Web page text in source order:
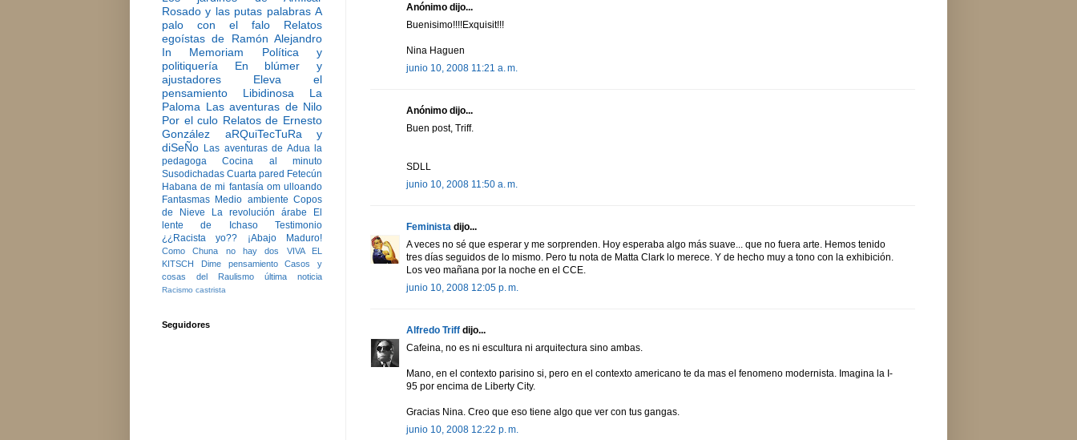
Anónimo dijo...
Buenisimo!!!!Exquisit!!!
Nina Haguen
junio 10, 2008 11:21 a. m.
Anónimo dijo...
Buen post, Triff.
SDLL
junio 10, 2008 11:50 a. m.
Feminista dijo...
A veces no sé que esperar y me sorprenden. Hoy esperaba algo más suave... que no fuera arte. Hemos tenido
tres días seguidos de lo mismo. Pero tu nota de Matta Clark lo merece. Y de hecho muy a tono con la exhibición.
Los veo mañana por la noche en el CCE.
junio 10, 2008 12:05 p. m.
Alfredo Triff dijo...
Cafeina, no es ni escultura ni arquitectura sino ambas.
Mano, en el contexto parisino si, pero en el contexto americano te da mas el fenomeno modernista. Imagina la I-
95 por encima de Liberty City.
Gracias Nina. Creo que eso tiene algo que ver con tus gangas.
junio 10, 2008 12:22 p. m.
Rosado y las putas palabras A
palo con el falo
Relatos
egoístas de Ramón Alejandro
In Memoriam
Política y
politiquería
En blúmer y
ajustadores
Eleva el
pensamiento
Libidinosa
La
Paloma Las aventuras de Nilo
Por el culo Relatos de Ernesto
González
aRQuiTecTuRa y
diSeÑo Las aventuras de Adua la
pedagoga
Cocina al minuto
Susodichadas Cuarta pared Fetecún
Habana de mi fantasía om ulloando
Fantasmas Medio ambiente Copos
de Nieve
La revolución árabe
El
lente de Ichaso
Testimonio
¿¿Racista yo??
¡Abajo Maduro!
Como Chuna no hay dos
VIVA EL
KITSCH
Dime pensamiento
Casos y
cosas del Raulismo
última noticia
Racismo castrista
Seguidores